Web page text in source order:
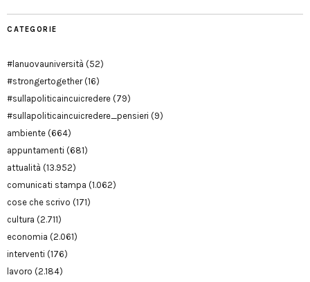
CATEGORIE
#lanuovauniversità (52)
#strongertogether(16)
#sullapoliticaincuicredere (79)
#sullapoliticaincuicredere_pensieri (9)
ambiente (664)
appuntamenti (681)
attualità (13.952)
comunicati stampa (1.062)
cose che scrivo (171)
cultura (2.711)
economia (2.061)
interventi (176)
lavoro (2.184)